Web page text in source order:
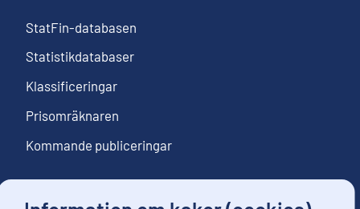
StatFin-databasen
Statistikdatabaser
Klassificeringar
Prisomräknaren
Kommande publiceringar